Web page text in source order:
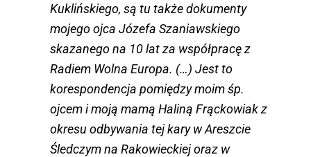
Kuklińskiego, są tu także dokumenty
mojego ojca Józefa Szaniawskiego
skazanego na 10 lat za współpracę z
Radiem Wolna Europa. (…) Jest to
korespondencja pomiędzy moim śp.
ojcem i moją mamą Haliną Frąckowiak z
okresu odbywania tej kary w Areszcie
Śledczym na Rakowieckiej oraz w